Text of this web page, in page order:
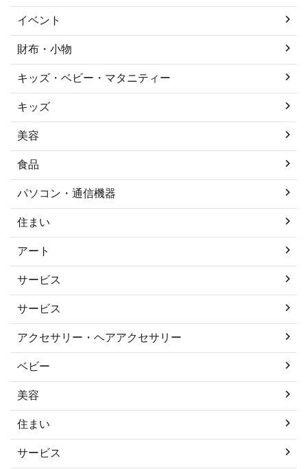
イベント
財布・小物
キッズ・ベビー・マタニティー
キッズ
美容
食品
パソコン・通信機器
住まい
アート
サービス
サービス
アクセサリー・ヘアアクセサリー
ベビー
美容
住まい
サービス